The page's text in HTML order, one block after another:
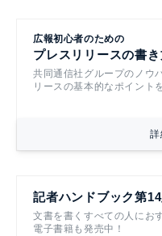
広報初心者のための
プレスリリースの書
共同通信社グループのノウ
リースの基本的なポイント
詳
記者ハンドブック第
文書を書くすべての人にお
電子書籍も発売中！